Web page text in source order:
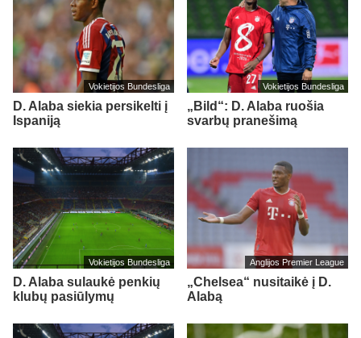
Vokietijos Bundesliga
D. Alaba siekia persikelti į
Ispaniją
Vokietijos Bundesliga
„Bild“: D. Alaba ruošia
svarbų pranešimą
Vokietijos Bundesliga
D. Alaba sulaukė penkių
klubų pasiūlymų
Anglijos Premier League
„Chelsea“ nusitaikė į D.
Alabą